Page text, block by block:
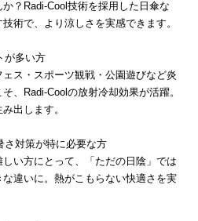
？Radi-Cool技術を採用した日傘な
術で、より涼しさを実感できます。
が多い方
ス・スポーツ観戦・公園遊びなど炎
、Radi-Coolの放射冷却効果が活躍。
出します。
対策が特に必要な方
い方にとって、「ただの日陰」では
違いに。熱がこもらない快適さを実